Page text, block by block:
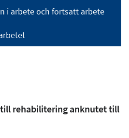
rehabilitering anknutet till
i arbete och fortsatt arbete